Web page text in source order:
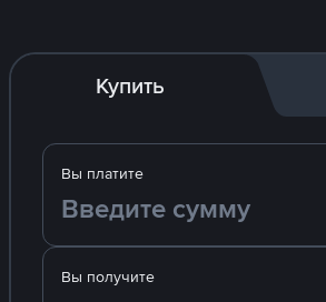
Купить
Вы платите
Вы получите